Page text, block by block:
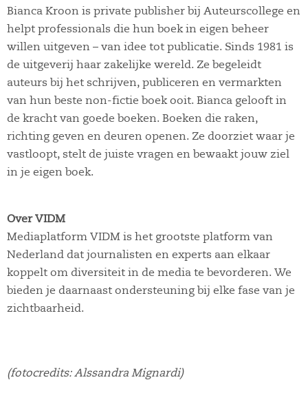
Bianca Kroon is private publisher bij Auteurscollege en
helpt professionals die hun boek in eigen beheer
willen uitgeven – van idee tot publicatie. Sinds 1981 is
de uitgeverij haar zakelijke wereld. Ze begeleidt
auteurs bij het schrijven, publiceren en vermarkten
van hun beste non-fictie boek ooit. Bianca gelooft in
de kracht van goede boeken. Boeken die raken,
richting geven en deuren openen. Ze doorziet waar je
vastloopt, stelt de juiste vragen en bewaakt jouw ziel
in je eigen boek.
Over VIDM
Mediaplatform VIDM is het grootste platform van
Nederland dat journalisten en experts aan elkaar
koppelt om diversiteit in de media te bevorderen. We
bieden je daarnaast ondersteuning bij elke fase van je
zichtbaarheid.
(fotocredits: Alssandra Mignardi)